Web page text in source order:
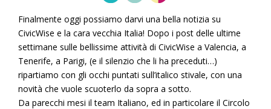
Finalmente oggi possiamo darvi una bella notizia su
CivicWise e la cara vecchia Italia! Dopo i post delle ultime
settimane sulle bellissime attività di CivicWise a Valencia, a
Tenerife, a Parigi, (e il silenzio che li ha preceduti…)
ripartiamo con gli occhi puntati sull’italico stivale, con una
novità che vuole scuoterlo da sopra a sotto.
Da parecchi mesi il team Italiano, ed in particolare il Circolo